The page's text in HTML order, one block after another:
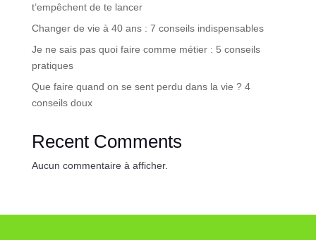
t’empêchent de te lancer
Changer de vie à 40 ans : 7 conseils indispensables
Je ne sais pas quoi faire comme métier : 5 conseils
pratiques
Que faire quand on se sent perdu dans la vie ? 4
conseils doux
Recent Comments
Aucun commentaire à afficher.